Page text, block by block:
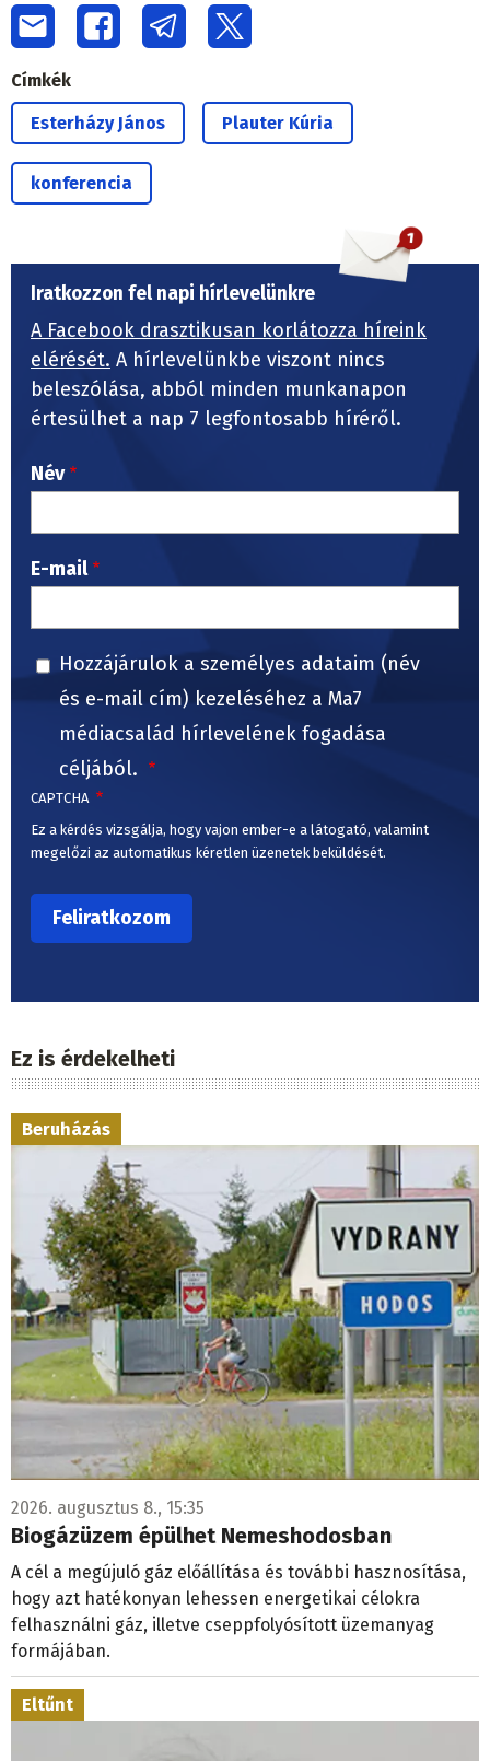
Címkék
Esterházy János Plauter Kúria
konferencia
Iratkozzon fel napi hírlevelünkre
A Facebook drasztikusan korlátozza híreink
elérését. A hírlevelünkbe viszont nincs
beleszólása, abból minden munkanapon
értesülhet a nap 7 legfontosabb híréről.
Név
E-mail
Hozzájárulok a személyes adataim (név
és e-mail cím) kezeléséhez a Ma7
médiacsalád hírlevelének fogadása
céljából.
CAPTCHA
Ez a kérdés vizsgálja, hogy vajon ember-e a látogató, valamint
megelőzi az automatikus kéretlen üzenetek beküldését.
Ez is érdekelheti
Beruházás
2026. augusztus 8., 15:35
Biogázüzem épülhet Nemeshodosban
A cél a megújuló gáz előállítása és további hasznosítása,
hogy azt hatékonyan lehessen energetikai célokra
felhasználni gáz, illetve cseppfolyósított üzemanyag
formájában.
Eltűnt